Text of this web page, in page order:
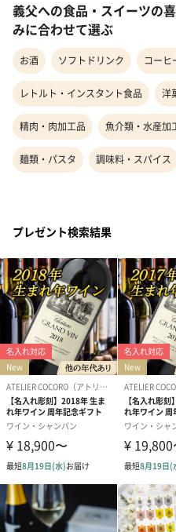
義父への食品・スイーツの
みに合わせて選ぶ
お酒 ソフトドリンク コーヒ
レトルト・インスタント食品 洋
精肉・肉加工品 魚介類・水産加
麺類・パスタ 調味料・スパイス
プレゼント検索結果